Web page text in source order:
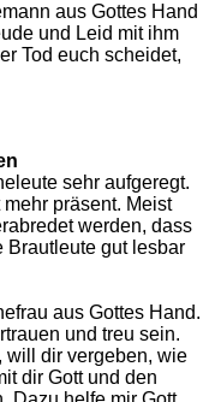
aus Gottes Hand
und Leid mit ihm
Tod euch scheidet,
sehr aufgeregt.
präsent. Meist
werden, dass
Brautleute gut lesbar
aus Gottes Hand.
und treu sein.
will dir vergeben, wie
dir Gott und den